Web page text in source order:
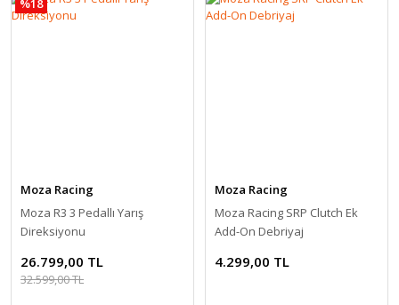
Devam
Evde Profesyonel Sim Racing Deneyimi
Moza Racing
Moza Racing SRP Clutch Ek Add-On Debriyaj
4.299,00 TL
Moza Racing
Moza R3 3 Pedallı Yarış
Direksiyonu
26.799,00 TL
32.599,00 TL
Moza Racing
Moza Racing SRP Clutch Ek
Add-On Debriyaj
4.299,00 TL